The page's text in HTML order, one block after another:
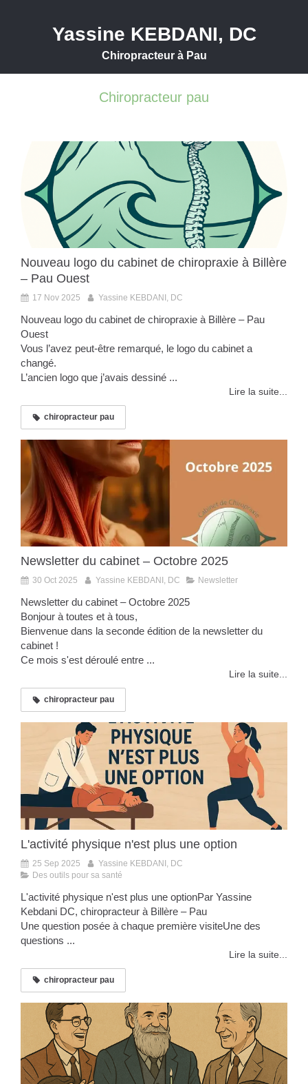
Yassine KEBDANI, DC
Chiropracteur à Pau
Chiropracteur pau
Nouveau logo du cabinet de chiropraxie à Billère
– Pau Ouest
17 Nov 2025 Yassine KEBDANI, DC
Nouveau logo du cabinet de chiropraxie à Billère – Pau
Ouest
Vous l’avez peut-être remarqué, le logo du cabinet a
changé.
L’ancien logo que j’avais dessiné ...
Lire la suite...
chiropracteur pau
Newsletter du cabinet – Octobre 2025
30 Oct 2025 Yassine KEBDANI, DC Newsletter
Newsletter du cabinet – Octobre 2025
Bonjour à toutes et à tous,
Bienvenue dans la seconde édition de la newsletter du
cabinet !
Ce mois s'est déroulé entre ...
Lire la suite...
chiropracteur pau
L'activité physique n'est plus une option
25 Sep 2025
Yassine KEBDANI, DC
Des outils pour sa santé
L'activité physique n'est plus une optionPar Yassine
Kebdani DC, chiropracteur à Billère – Pau
Une question posée à chaque première visiteUne des
questions ...
Lire la suite...
chiropracteur pau